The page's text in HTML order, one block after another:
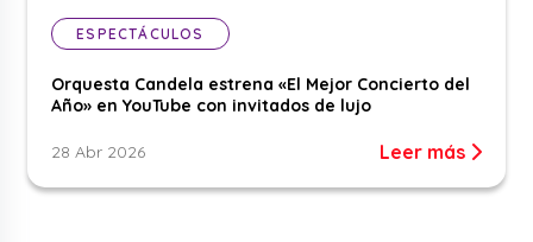
ESPECTÁCULOS
Orquesta Candela estrena «El Mejor Concierto del
Año» en YouTube con invitados de lujo
28 Abr 2026 Leer más